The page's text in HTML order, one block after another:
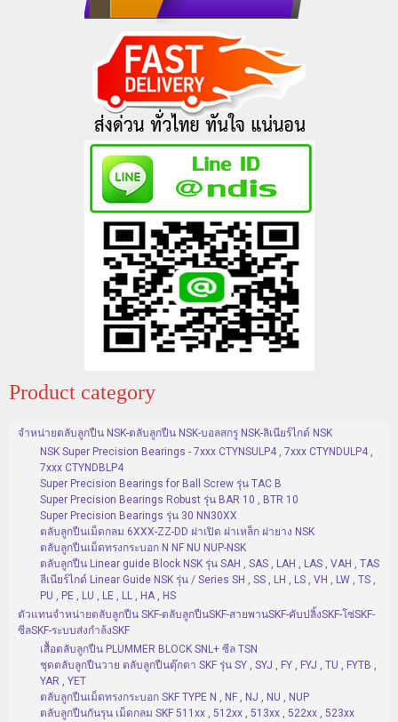
Product category
จำหน่ายตลับลูกปืน NSK-ตลับลูกปืน NSK-บอลสกรู NSK-ลิเนียร์ไกด์ NSK
NSK Super Precision Bearings - 7xxx CTYNSULP4 , 7xxx CTYNDULP4 ,
7xxx CTYNDBLP4
Super Precision Bearings for Ball Screw รุ่น TAC B
Super Precision Bearings Robust รุ่น BAR 10 , BTR 10
Super Precision Bearings รุ่น 30 NN30XX
ตลับลูกปืนเม็ดกลม 6XXX-ZZ-DD ฝาเปิด ฝาเหล็ก ฝายาง NSK
ตลับลูกปืนเม็ดทรงกระบอก N NF NU NUP-NSK
ตลับลูกปืน Linear guide Block NSK รุ่น SAH , SAS , LAH , LAS , VAH , TAS
ลีเนียร์ไกด์ Linear Guide NSK รุ่น / Series SH , SS , LH , LS , VH , LW , TS ,
PU , PE , LU , LE , LL , HA , HS
ตัวแทนจำหน่ายตลับลูกปืน SKF-ตลับลูกปืนSKF-สายพานSKF-คับปลิ้งSKF-โซ่SKF-
ซีลSKF-ระบบส่งกำล้งSKF
เสื้อตลับลูกปืน PLUMMER BLOCK SNL+ ซีล TSN
ชุดตลับลูกปืนวาย ตลับลูกปืนตุ๊กตา SKF รุ่น SY , SYJ , FY , FYJ , TU , FYTB ,
YAR , YET
ตลับลูกปืนเม็ดทรงกระบอก SKF TYPE N , NF , NJ , NU , NUP
ตลับลูกปืนกันรุน เม็ดกลม SKF 511xx , 512xx , 513xx , 522xx , 523xx